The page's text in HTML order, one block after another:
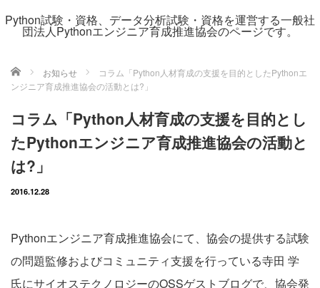
Python試験・資格、データ分析試験・資格を運営する一般社
団法人Pythonエンジニア育成推進協会のページです。
ホーム お知らせ
コラム「Python人材育成の支援を目的としたPythonエ
ンジニア育成推進協会の活動とは?」
コラム「Python人材育成の支援を目的とし
たPythonエンジニア育成推進協会の活動と
は?」
2016.12.28
Pythonエンジニア育成推進協会にて、協会の提供する試験
の問題監修およびコミュニティ支援を行っている寺田 学
氏にサイオステクノロジーのOSSゲストブログで、協会発